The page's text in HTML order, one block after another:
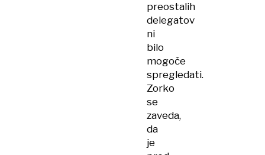
preostalih
delegatov
ni
bilo
mogoče
spregledati.
Zorko
se
zaveda,
da
je